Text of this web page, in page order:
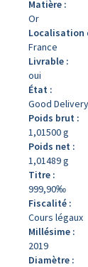
Matière :
Or
Localisation
France
Livrable :
oui
État :
Good Delivery
Poids brut :
1,01500 g
Poids net :
1,01489 g
Titre :
999,90‰
Fiscalité :
Cours légaux
Millésime :
2019
Diamètre :